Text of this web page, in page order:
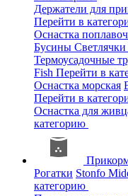
Держатели для
Перейти в
Оснастка
Бусины Светлячки
Термоусадочные
Fish Перейти в
Оснастка морская
Перейти в
Оснастка для
категорию
Рогатки Stonfo
категорию